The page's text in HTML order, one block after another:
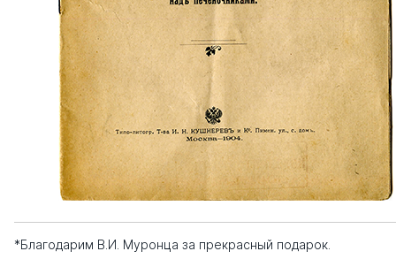
*Благодарим В.И. Муронца за прекрасный подарок.